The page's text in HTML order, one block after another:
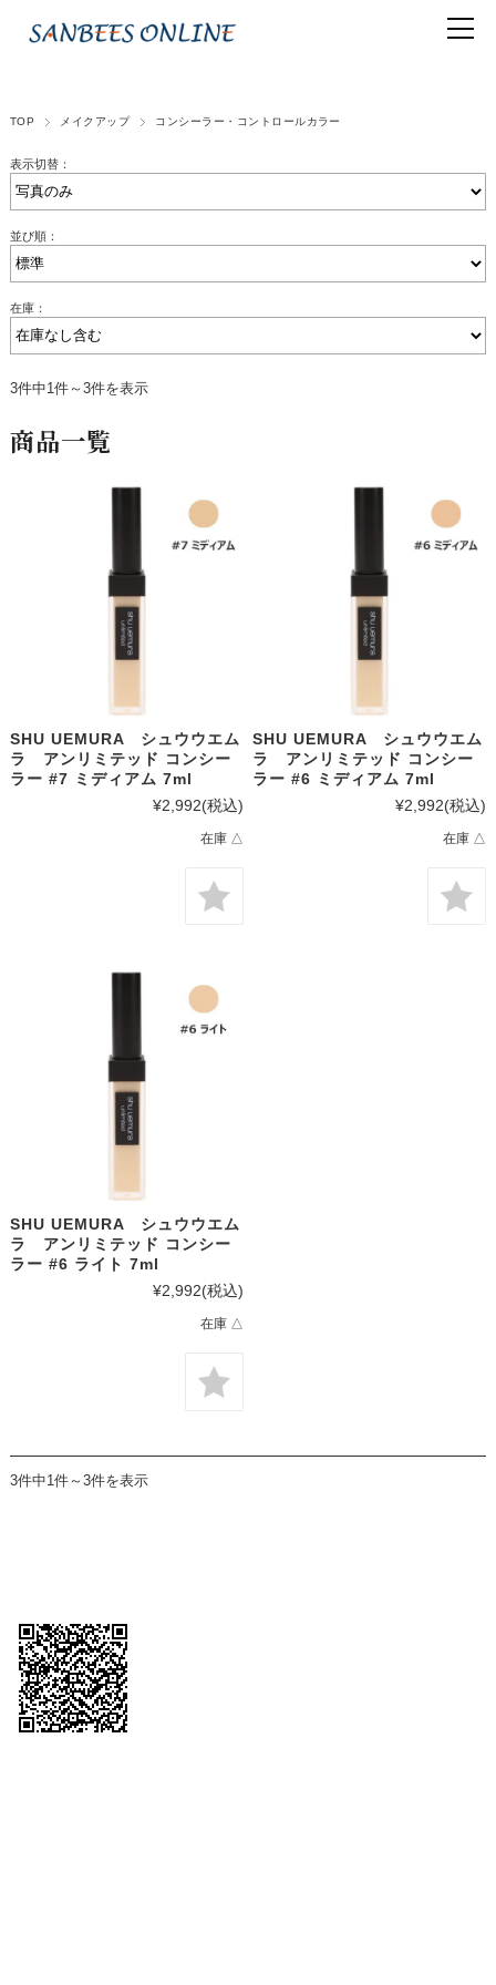
TOP メイクアップ コンシーラー・コントロールカラー
表示切替：
並び順：
在庫：
3件中1件～3件を表示
商品一覧
SHU UEMURA シュウウエム
ラ アンリミテッド コンシー
ラー #7 ミディアム 7ml
¥2,992(税込)
在庫 △
SHU UEMURA シュウウエム
ラ アンリミテッド コンシー
ラー #6 ミディアム 7ml
¥2,992(税込)
在庫 △
SHU UEMURA シュウウエム
ラ アンリミテッド コンシー
ラー #6 ライト 7ml
¥2,992(税込)
在庫 △
3件中1件～3件を表示